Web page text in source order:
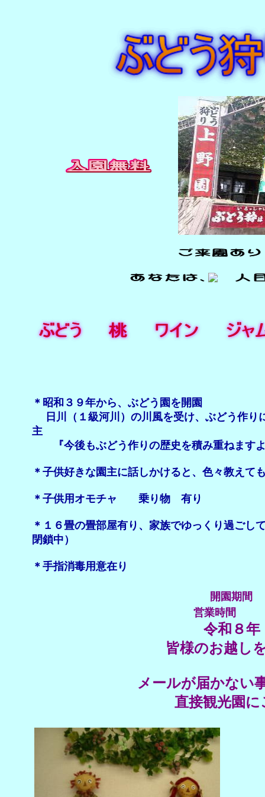
＊昭和３９年から、ぶどう園を開園
日川（１級河川）の川風を受け、ぶどう作り
主
『今後もぶどう作りの歴史を積み重ねます
＊子供好きな園主に話しかけると、色々教えて
＊子供用オモチャ 乗り物 有り
＊１６畳の畳部屋有り、家族でゆっくり過ごし
閉鎖中）
＊手指消毒用意在り
開園期間 ７
営業時間 ９
令和８
皆様のお越し
メールが届かない事例
直接観光園